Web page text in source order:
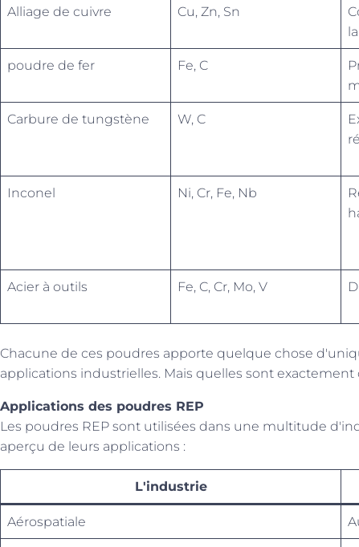
Alliage de cuivre Cu, Zn, Sn
poudre de fer Fe, C
Carbure de tungstène W, C
Inconel Ni, Cr, Fe, Nb
Acier à outils Fe, C, Cr, Mo, V
Chacune de ces poudres apporte quelque chose
applications industrielles. Mais quelles sont exactement
Applications des poudres REP
Les poudres REP sont utilisées dans une multitude
aperçu de leurs applications :
L'industrie
Aérospatiale